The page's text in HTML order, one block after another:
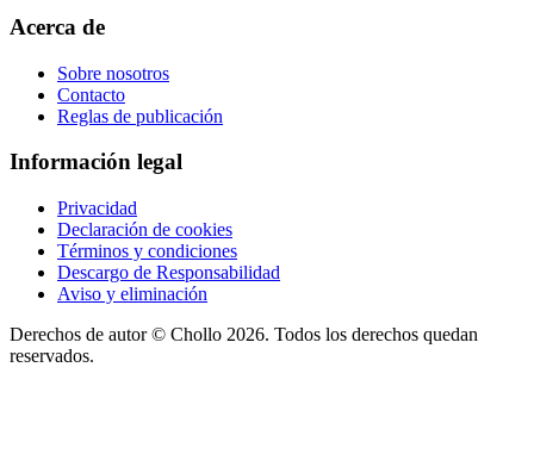
Acerca de
Sobre nosotros
Contacto
Reglas de publicación
Información legal
Privacidad
Declaración de cookies
Términos y condiciones
Descargo de Responsabilidad
Aviso y eliminación
Derechos de autor © Chollo 2026. Todos los derechos quedan
reservados.